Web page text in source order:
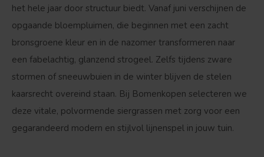
het hele jaar door structuur biedt. Vanaf juni verschijnen de
opgaande bloempluimen, die beginnen met een zacht
bronsgroene kleur en in de nazomer transformeren naar
een fabelachtig, glanzend strogeel. Zelfs tijdens zware
stormen of sneeuwbuien in de winter blijven de stelen
kaarsrecht overeind staan. Bij Bomenkopen selecteren we
deze vitale, polvormende siergrassen met zorg voor een
gegarandeerd modern en stijlvol lijnenspel in jouw tuin.